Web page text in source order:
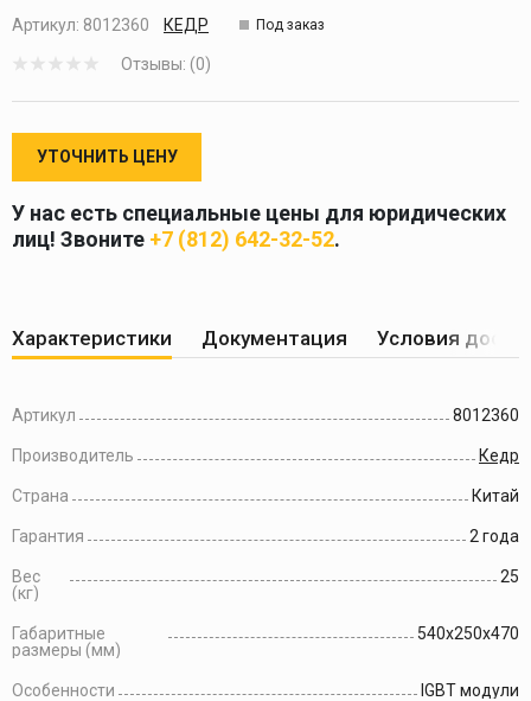
Артикул: 8012360 КЕДР Под заказ
Отзывы: (0)
УТОЧНИТЬ ЦЕНУ
У нас есть специальные цены для юридических
лиц! Звоните +7 (812) 642-32-52.
Характеристики Документация Условия
Артикул 8012360
Производитель Кедр
Страна Китай
Гарантия 2 года
Вес
(кг)
25
Габаритные
размеры (мм)
540x250x470
Особенности IGBT модули